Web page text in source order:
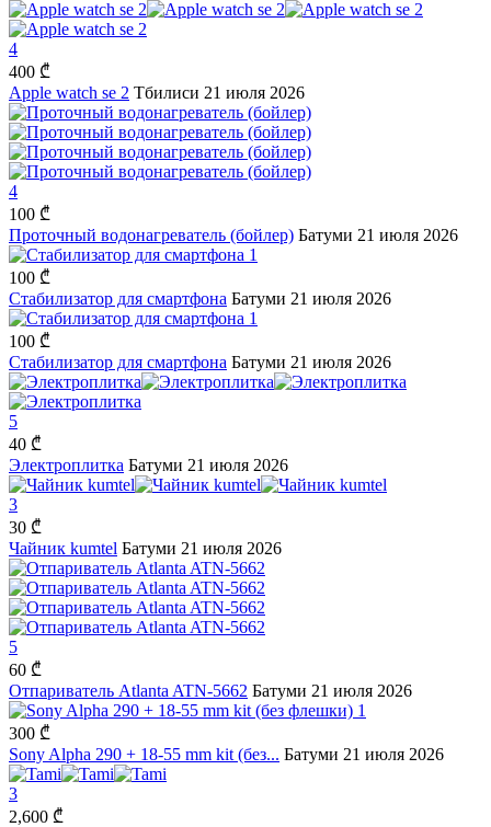
4
400 ₾
Apple watch se 2 Тбилиси 21 июля 2026
4
100 ₾
Проточный водонагреватель (бойлер) Батуми 21 июля 2026
1
100 ₾
Стабилизатор для смартфона Батуми 21 июля 2026
1
100 ₾
Стабилизатор для смартфона Батуми 21 июля 2026
5
40 ₾
Электроплитка Батуми 21 июля 2026
3
30 ₾
Чайник kumtel Батуми 21 июля 2026
5
60 ₾
Отпариватель Atlanta ATN-5662 Батуми 21 июля 2026
1
300 ₾
Sony Alpha 290 + 18-55 mm kit (без... Батуми 21 июля 2026
3
2,600 ₾